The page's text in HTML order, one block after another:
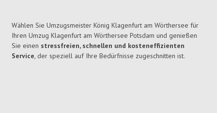
Wählen Sie Umzugsmeister König Klagenfurt am Wörthersee für
Ihren Umzug Klagenfurt am Wörthersee Potsdam und genießen
Sie einen stressfreien, schnellen und kosteneffizienten
Service, der speziell auf Ihre Bedürfnisse zugeschnitten ist.